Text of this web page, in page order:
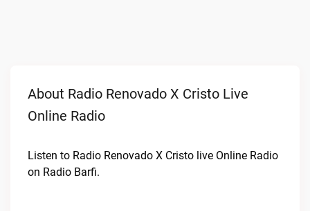
About Radio Renovado X Cristo Live
Online Radio
Listen to Radio Renovado X Cristo live Online Radio
on Radio Barfi.